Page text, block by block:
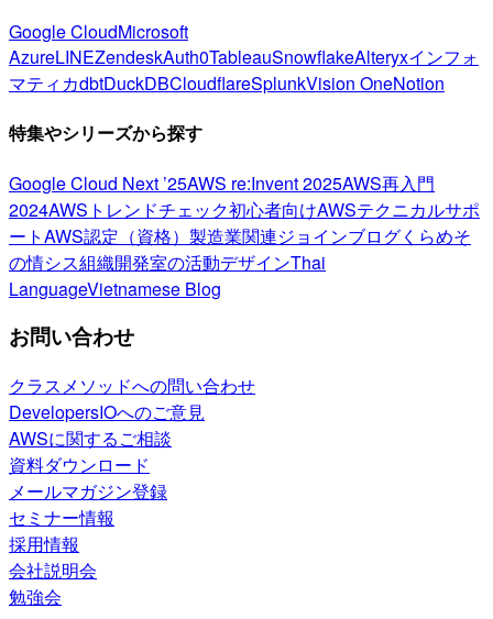
Google CloudMicrosoft
AzureLINEZendeskAuth0TableauSnowflakeAlteryxインフォ
マティカdbtDuckDBCloudflareSplunkVision OneNotion
特集やシリーズから探す
Google Cloud Next ’25AWS re:Invent 2025AWS再入門
2024AWSトレンドチェック初心者向けAWSテクニカルサポ
ートAWS認定（資格） 製造業関連ジョインブログくらめそ
の情シス組織開発室の活動デザインThai
LanguageVietnamese Blog
お問い合わせ
クラスメソッドへの問い合わせ
DevelopersIOへのご意見
AWSに関するご相談
資料ダウンロード
メールマガジン登録
セミナー情報
採用情報
会社説明会
勉強会